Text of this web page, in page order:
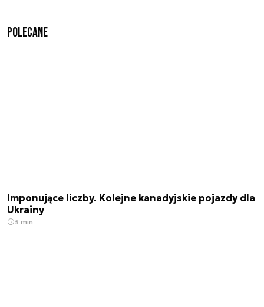
Polecane
Imponujące liczby. Kolejne kanadyjskie pojazdy dla
Ukrainy
3 min.